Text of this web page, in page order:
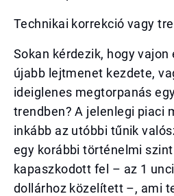
Technikai korrekció vagy
Sokan kérdezik, hogy vajon
újabb lejtmenet kezdete,
ideiglenes megtorpanás
trendben? A jelenlegi piaci
inkább az utóbbi tűnik
egy korábbi történelmi
kapaszkodott fel – az 1
dollárhoz közelített –, ami